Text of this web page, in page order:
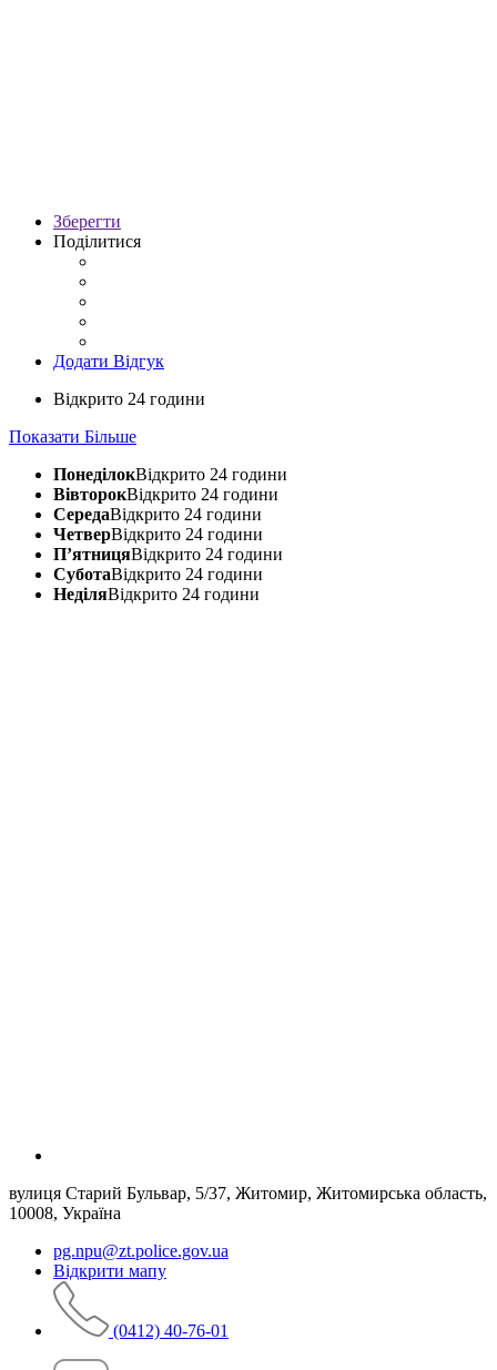
Зберегти
Поділитися
Додати Відгук
Відкрито 24 години
Показати Більше
ПонеділокВідкрито 24 години
ВівторокВідкрито 24 години
СередаВідкрито 24 години
ЧетверВідкрито 24 години
П’ятницяВідкрито 24 години
СуботаВідкрито 24 години
НеділяВідкрито 24 години
вулиця Старий Бульвар, 5/37, Житомир, Житомирська область,
10008, Україна
pg.npu@zt.police.gov.ua
Відкрити мапу
(0412) 40-76-01